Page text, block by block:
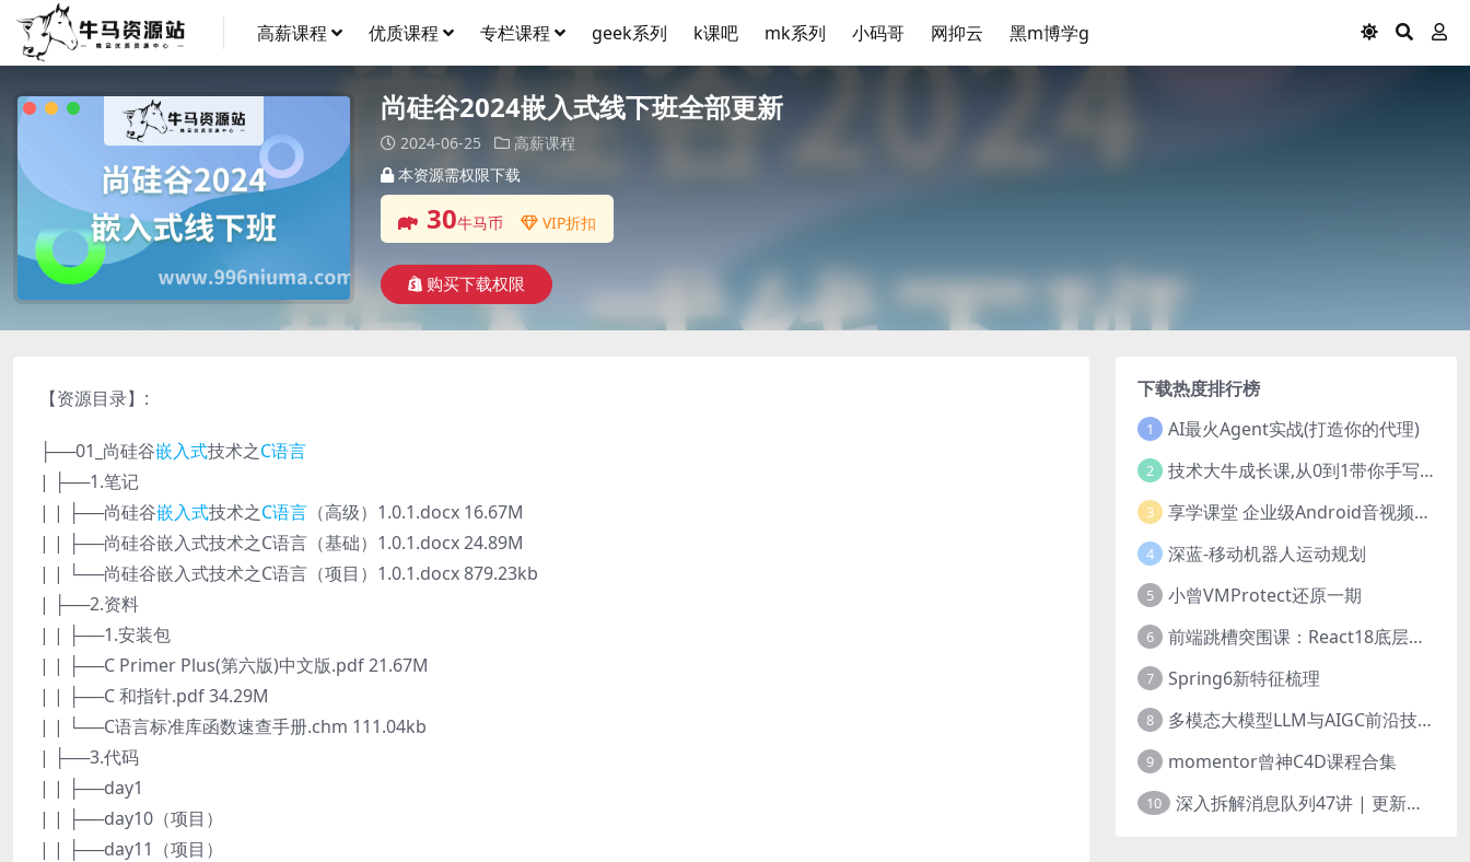
高薪课程 优质课程 专栏课程 geek系列 k课吧 mk系列 小码哥 网抑云 黑m博学g
尚硅谷2024嵌入式线下班全部更新
2024-06-25
高薪课程
本资源需权限下载
30牛马币 VIP折扣
购买下载权限
【资源目录】:
├──01_尚硅谷嵌入式技术之C语言
| ├──1.笔记
| | ├──尚硅谷嵌入式技术之C语言 （高级）1.0.1.docx 16.67M
| | ├──尚硅谷嵌入式技术之C语言（基础）1.0.1.docx 24.89M
| | └──尚硅谷嵌入式技术之C语言（项目）1.0.1.docx 879.23kb
| ├──2.资料
| | ├──1.安装包
| | ├──C Primer Plus(第六版)中文版.pdf 21.67M
| | ├──C 和指针.pdf 34.29M
| | └──C语言标准库函数速查手册.chm 111.04kb
| ├──3.代码
| | ├──day1
| | ├──day10（项目）
| | ├──day11（项目）
下载热度排行榜
1 AI最火Agent实战(打造你的代理)
2 技术大牛成长课,从0到1带你手写一个数据库系统
3 享学课堂 企业级Android音视频开发学习路线+项目实战（附源码）
4 深蓝-移动机器人运动规划
5 小曾VMProtect还原一期
6 前端跳槽突围课：React18底层源码深入剖析
7 Spring6新特征梳理
8 多模态大模型LLM与AIGC前沿技术实战
9 momentor曾神C4D课程合集
10 深入拆解消息队列47讲 | 更新完结